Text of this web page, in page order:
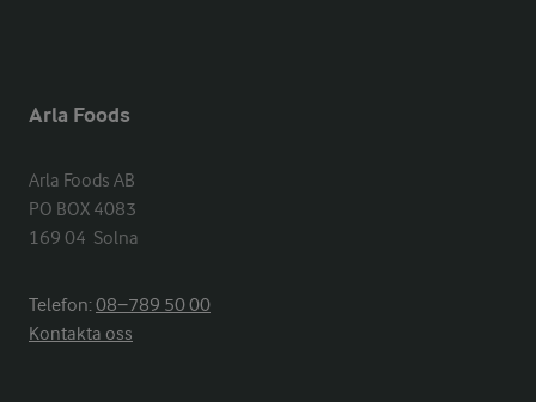
Arla Foods
Arla Foods AB
PO BOX 4083
169 04  Solna
Telefon:08−789 50 00
Kontakta oss